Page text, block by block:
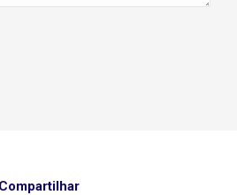
Compartilhar